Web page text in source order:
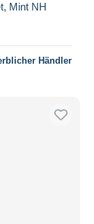
Mint NH
Händler